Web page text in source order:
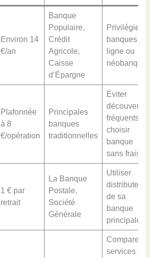
Environ 14
€/an
Banque
Populaire,
Crédit
Agricole,
Caisse
d’Épargne
Privilégier
banques en
ligne ou
néobanques
Plafonnée
à 8
€/opération
Principales
banques
traditionnelles
Éviter
découverts
fréquents,
choisir
banque
sans frais
1 € par
retrait
La Banque
Postale,
Société
Générale
Utiliser
distributeurs
de sa
banque
principale
Comparer
services et